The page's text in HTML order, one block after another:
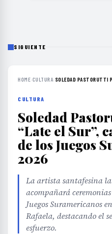
SIGUIENTE
HOME›CULTURA› SOLEDAD PASTORUTTI
CULTURA
Soledad
“Late el Sur”,
de los Juegos
2026
La artista santafesina
acompañará
Juegos Suramericanos
Rafaela, destacando el
esfuerzo.